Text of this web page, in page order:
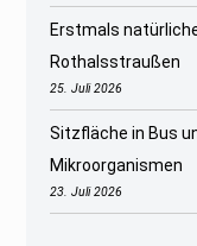
Erstmals
Rothalsstraußen
25. Juli 2026
Sitzfläche in Bus
Mikroorganismen
23. Juli 2026